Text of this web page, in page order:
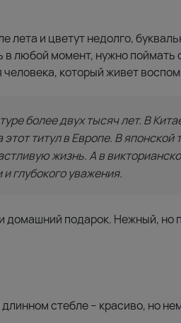
лета и цветут недолго,
в любой момент, нужно
который живет
более двух тысяч лет. В
этот титул в Европе. В
жизнь. А в
глубокого уважения.
домашний подарок. Нежный,
стебле – красиво, но